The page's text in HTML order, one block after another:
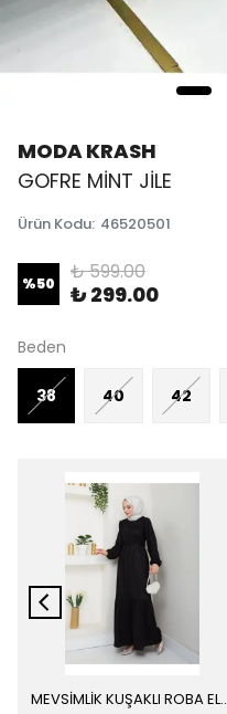
MODA KRASH
GOFRE MİNT JİLE
Ürün Kodu: 46520501
%50 ₺ 599.00
₺ 299.00
Beden
38 40 42
MEVSİMLİK